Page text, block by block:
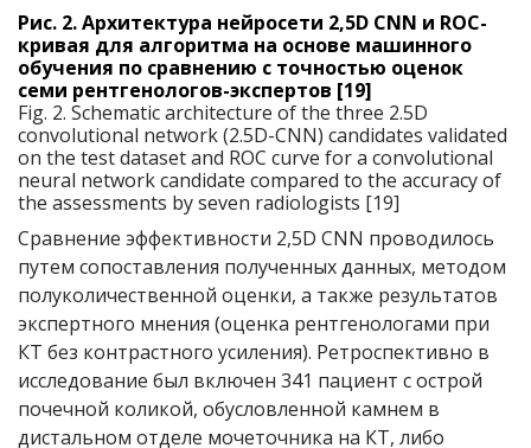
Рис. 2. Архитектура нейросети 2,5D CNN и ROC-
кривая для алгоритма на основе машинного
обучения по сравнению с точностью оценок
семи рентгенологов-экспертов [19]
Fig. 2. Schematic architecture of the three 2.5D
convolutional network (2.5D-CNN) candidates validated
on the test dataset and ROC curve for a convolutional
neural network candidate compared to the accuracy of
the assessments by seven radiologists [19]
Сравнение эффективности 2,5D CNN проводилось
путем сопоставления полученных данных, методом
полуколичественной оценки, а также результатов
экспертного мнения (оценка рентгенологами при
КТ без контрастного усиления). Ретроспективно в
исследование был включен 341 пациент с острой
почечной коликой, обусловленной камнем в
дистальном отделе мочеточника на КТ, либо